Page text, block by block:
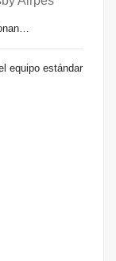
equipo estándar